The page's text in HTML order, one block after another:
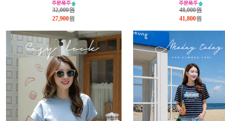
32,000원
27,900원
48,000원
41,800원